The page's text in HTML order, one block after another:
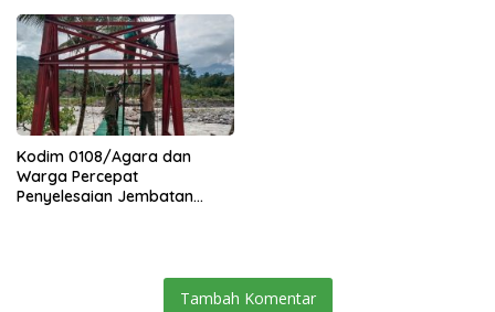
Kodim 0108/Agara dan
Warga Percepat
Penyelesaian Jembatan
Tambah Komentar